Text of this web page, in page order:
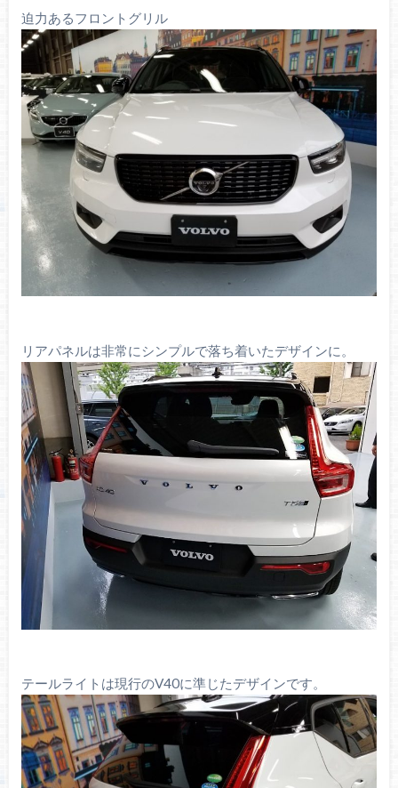
迫力あるフロントグリル
リアパネルは非常にシンプルで落ち着いたデザインに。
テールライトは現行のV40に準じたデザインです。